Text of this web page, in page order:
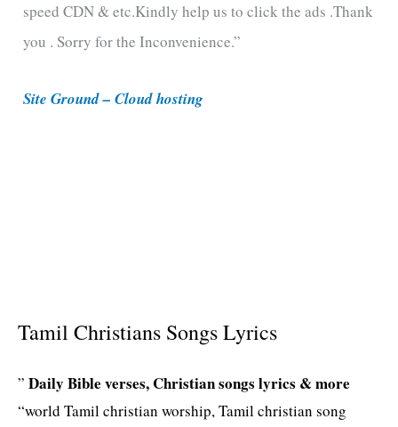
o
r
e
speed CDN & etc.Kindly help us to click the ads .Thank
you . Sorry for the Inconvenience.”
Site Ground – Cloud hosting
Tamil Christians Songs Lyrics
” Daily Bible verses, Christian songs lyrics & more
“world Tamil christian worship, Tamil christian song